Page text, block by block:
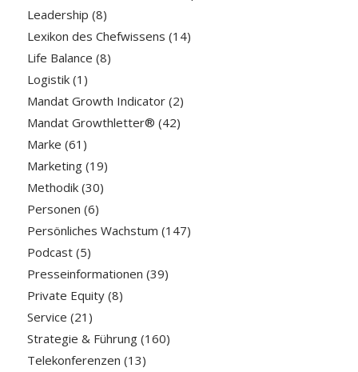
Leadership (8)
Lexikon des Chefwissens (14)
Life Balance (8)
Logistik(1)
Mandat Growth Indicator(2)
Mandat Growthletter® (42)
Marke (61)
Marketing(19)
Methodik(30)
Personen (6)
Persönliches Wachstum (147)
Podcast(5)
Presseinformationen (39)
Private Equity(8)
Service (21)
Strategie & Führung(160)
Telekonferenzen (13)